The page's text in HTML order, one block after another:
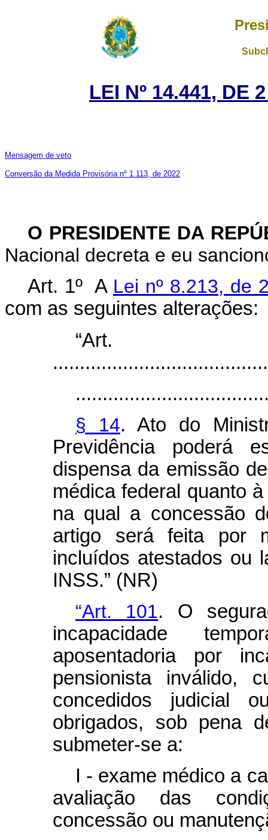
LEI Nº 14.441, DE
Mensagem de veto
Conversão da Medida Provisória nº 1.113, de 2022
O PRESIDENTE DA
Nacional decreta e eu
Art. 1º A Lei nº 8.213, de
com as seguintes alterações:
§ 14. Ato do
Previdência poderá
dispensa da emissão
médica federal quanto
na qual a concessão
artigo será feita por
incluídos atestados ou
INSS.” (NR)
“Art. 101. O
incapacidade
aposentadoria por
pensionista inválido,
concedidos judicial
obrigados, sob pena
submeter-se a:
I - exame médico a
avaliação das
concessão ou